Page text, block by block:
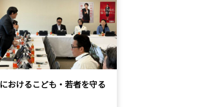
おけるこども・若者を守る